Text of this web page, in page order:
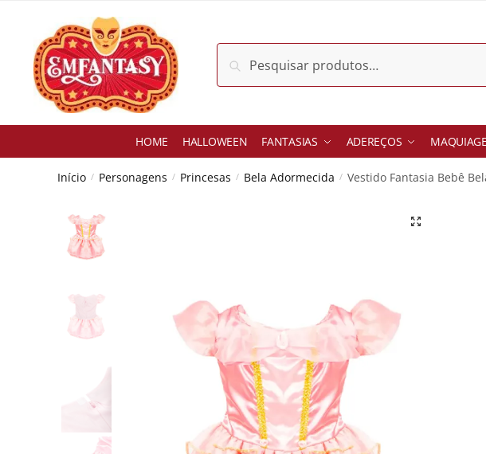
navigation
content
Pesquisar
por:
Pesquisar
HOME HALLOWEEN FANTASIAS ADEREÇOS
Início / Personagens / Princesas / Bela Adormecida / Vestido Fantasia Bebê